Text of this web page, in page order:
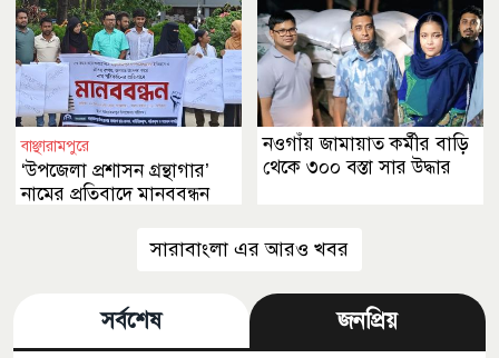
বাঞ্ছারামপুরে
‘উপজেলা প্রশাসন গ্রন্থাগার’
নামের প্রতিবাদে মানববন্ধন
নওগাঁয় জামায়াত কর্মীর বাড়ি
থেকে ৩০০ বস্তা সার উদ্ধার
সারাবাংলা এর আরও খবর
সর্বশেষ জনপ্রিয়